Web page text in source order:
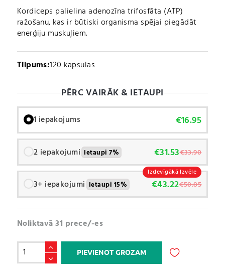
Kordiceps palielina adenozīna trifosfāta (ATP)
ražošanu, kas ir būtiski organisma spējai piegādāt
enerģiju muskuļiem.
Tilpums:120 kapsulas
PĒRC VAIRĀK & IETAUPI
1 iepakojums €16.95
2 iepakojumi Ietaupi 7% €31.53€33.90
Izdevīgākā Izvēle
3+ iepakojumi Ietaupi 15% €43.22€50.85
Noliktavā 31 prece/-es
Kordiceps
PIEVIENOT GROZAM